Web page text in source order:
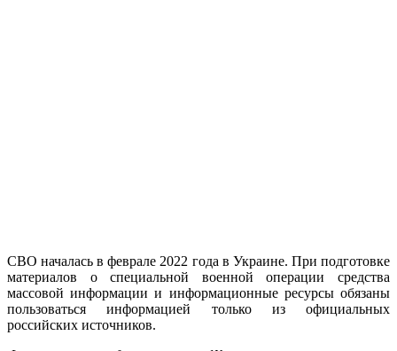
СВО началась в феврале 2022 года в Украине. При подготовке
материалов о специальной военной операции средства
массовой информации и информационные ресурсы обязаны
пользоваться информацией только из официальных
российских источников.